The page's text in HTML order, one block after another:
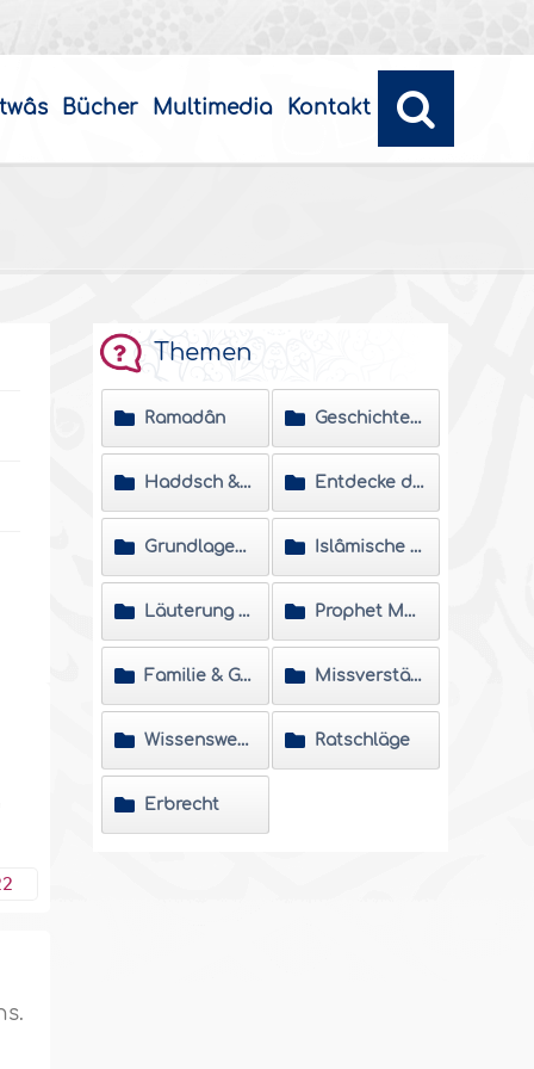
Bücher Multimedia Kontakt
Themen
Ramadân Geschichten neuer Muslime
Haddsch & Umra Entdecke den Islâm
Grundlagen des Islâm Islâmische Verhaltensregeln
Läuterung der Seele Prophet Muhammad
Familie & Gesellschaft Missverständnisse
Wissenswertes über den Qurân Ratschläge
Erbrecht